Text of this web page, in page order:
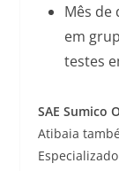
Mês de
em
testes
SAE Sumico
Atibaia